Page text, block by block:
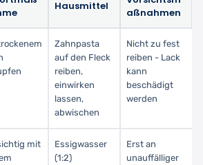
Hausmittel
aßnahmen
Zahnpasta
auf den Fleck
reiben,
einwirken
lassen,
abwischen
Nicht zu fest
reiben - Lack
kann
beschädigt
werden
mit
Essigwasser
(1:2)
Erst an
unauffälliger